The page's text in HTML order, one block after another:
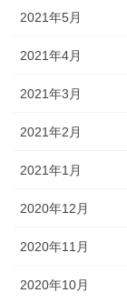
2021年5月
2021年4月
2021年3月
2021年2月
2021年1月
2020年12月
2020年11月
2020年10月